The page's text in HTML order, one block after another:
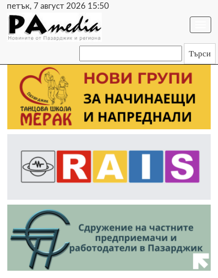
петък, 7 август 2026 15:50